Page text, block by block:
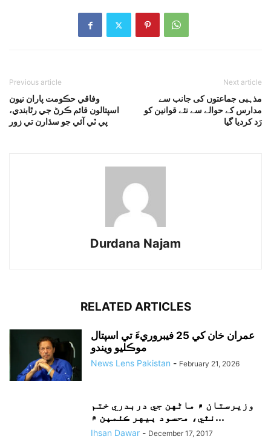
Previous article
وفاقي حڪومت پاران نيون
اسپتالون قائم ڪرڻ جي رٿابندي،
پي ٽي آئي جو سڌارن تي زور
Next article
مذہبی جماعتوں کی جانب سے
مدارس کے حوالے سے نئے قوانین کو
رَد کردیا گیا
Durdana Najam
RELATED ARTICLES
عمران خان کي 25 فيبروريءَ تي اسپتال
موڪليو ويندو
News Lens Pakistan - February 21, 2026
وزيرستان ۾ ماڻهن جي دربدري ختم
نٿي، محسود ٻيهر ڪئمپن ۾...
Ihsan Dawar - December 17, 2017